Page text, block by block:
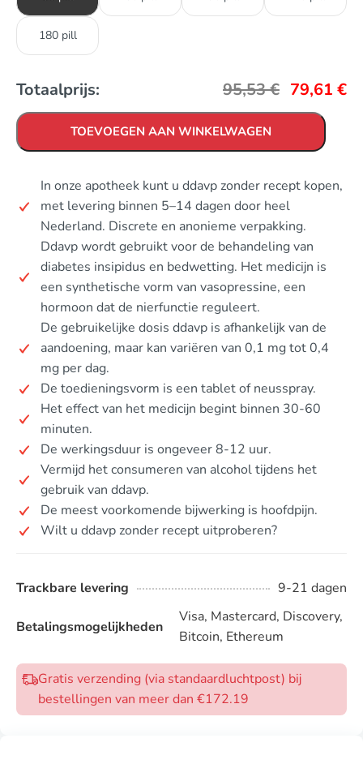
180 pill
Totaalprijs: 95,53€ 79,61 €
TOEVOEGEN AAN WINKELWAGEN
In onze apotheek kunt u ddavp zonder recept kopen,
met levering binnen 5–14 dagen door heel
Nederland. Discrete en anonieme verpakking.
Ddavp wordt gebruikt voor de behandeling van
diabetes insipidus en bedwetting. Het medicijn is
een synthetische vorm van vasopressine, een
hormoon dat de nierfunctie reguleert.
De gebruikelijke dosis ddavp is afhankelijk van de
aandoening, maar kan variëren van 0,1 mg tot 0,4
mg per dag.
De toedieningsvorm is een tablet of neusspray.
Het effect van het medicijn begint binnen 30-60
minuten.
De werkingsduur is ongeveer 8-12 uur.
Vermijd het consumeren van alcohol tijdens het
gebruik van ddavp.
De meest voorkomende bijwerking is hoofdpijn.
Wilt u ddavp zonder recept uitproberen?
Trackbare levering 9-21 dagen
Betalingsmogelijkheden
Visa, Mastercard, Discovery,
Bitcoin, Ethereum
Gratis verzending (via standaardluchtpost) bij
bestellingen van meer dan €172.19